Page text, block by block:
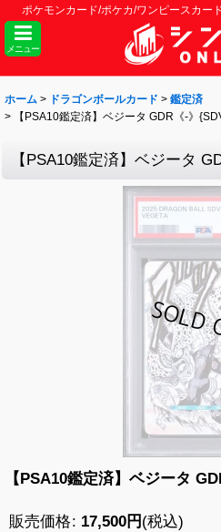
ポケモンカード/ポケカ/ワンピースカ
メニュー
ホーム > ドラゴンボールカード > 鑑定済
>
【PSA10鑑定済】ベジータ GDR《-》
【PSA10鑑定済】ベジータ
【PSA10鑑定済】ベジータ
販売価格: 17,500円 (税込)